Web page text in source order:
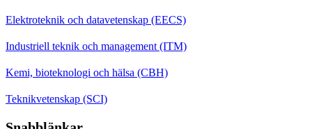
Elektroteknik och datavetenskap (EECS)
Industriell teknik och management (ITM)
Kemi, bioteknologi och hälsa (CBH)
Teknikvetenskap (SCI)